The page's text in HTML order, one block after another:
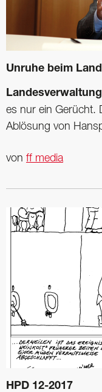
Unruhe beim Land
es nur ein Gerücht.
Ablösung von
von ff media
HPD 12-2017